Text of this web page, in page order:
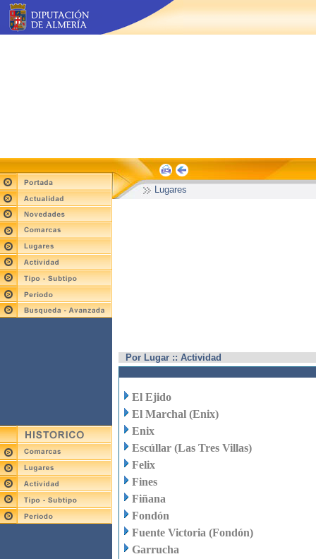
Lugares
Por Lugar :: Actividad
El Ejido
El Marchal (Enix)
Enix
Escúllar (Las Tres Villas)
Felix
Fines
Fiñana
Fondón
Fuente Victoria (Fondón)
Garrucha